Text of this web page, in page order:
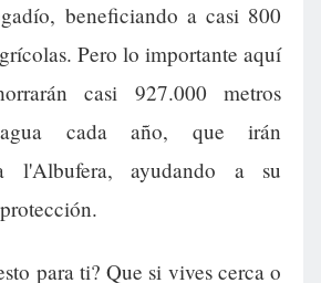
beneficiando a casi 800
Pero lo importante aquí
casi 927.000 metros
cada año, que irán
l'Albufera, ayudando a su
para ti? Que si vives cerca o